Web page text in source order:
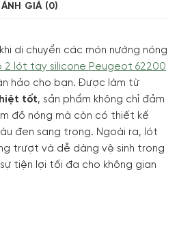
GIÁ (0)
di chuyển các món nướng nóng
2 lót tay silicone Peugeot 62200
hảo cho bạn. Được làm từ
tốt, sản phẩm không chỉ đảm
đồ nóng mà còn có thiết kế
đen sang trọng. Ngoài ra, lót
trượt và dễ dàng vệ sinh trong
tiện lợi tối đa cho không gian